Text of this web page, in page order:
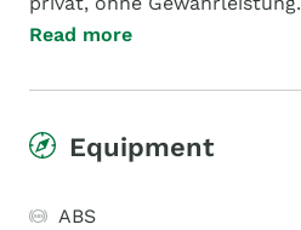
Read more
Equipment
ABS